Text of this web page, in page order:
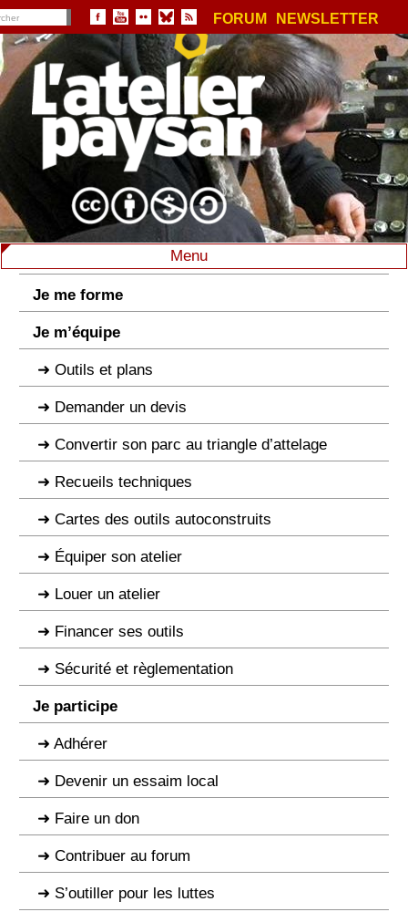
FORUM NEWSLETTER
Menu
Je me forme
Je m’équipe
Outils et plans
Demander un devis
Convertir son parc au triangle d’attelage
Recueils techniques
Cartes des outils autoconstruits
Équiper son atelier
Louer un atelier
Financer ses outils
Sécurité et règlementation
Je participe
Adhérer
Devenir un essaim local
Faire un don
Contribuer au forum
S’outiller pour les luttes